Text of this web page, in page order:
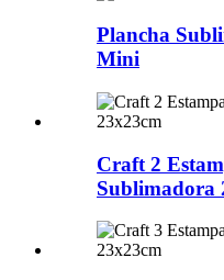
Plancha
Mini
Craft 2
Sublimadora